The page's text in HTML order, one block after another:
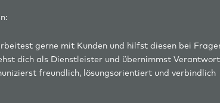
gerne mit Kunden und hilfst diesen bei
dich als Dienstleister und übernimmst
freundlich, lösungsorientiert und verbindlich